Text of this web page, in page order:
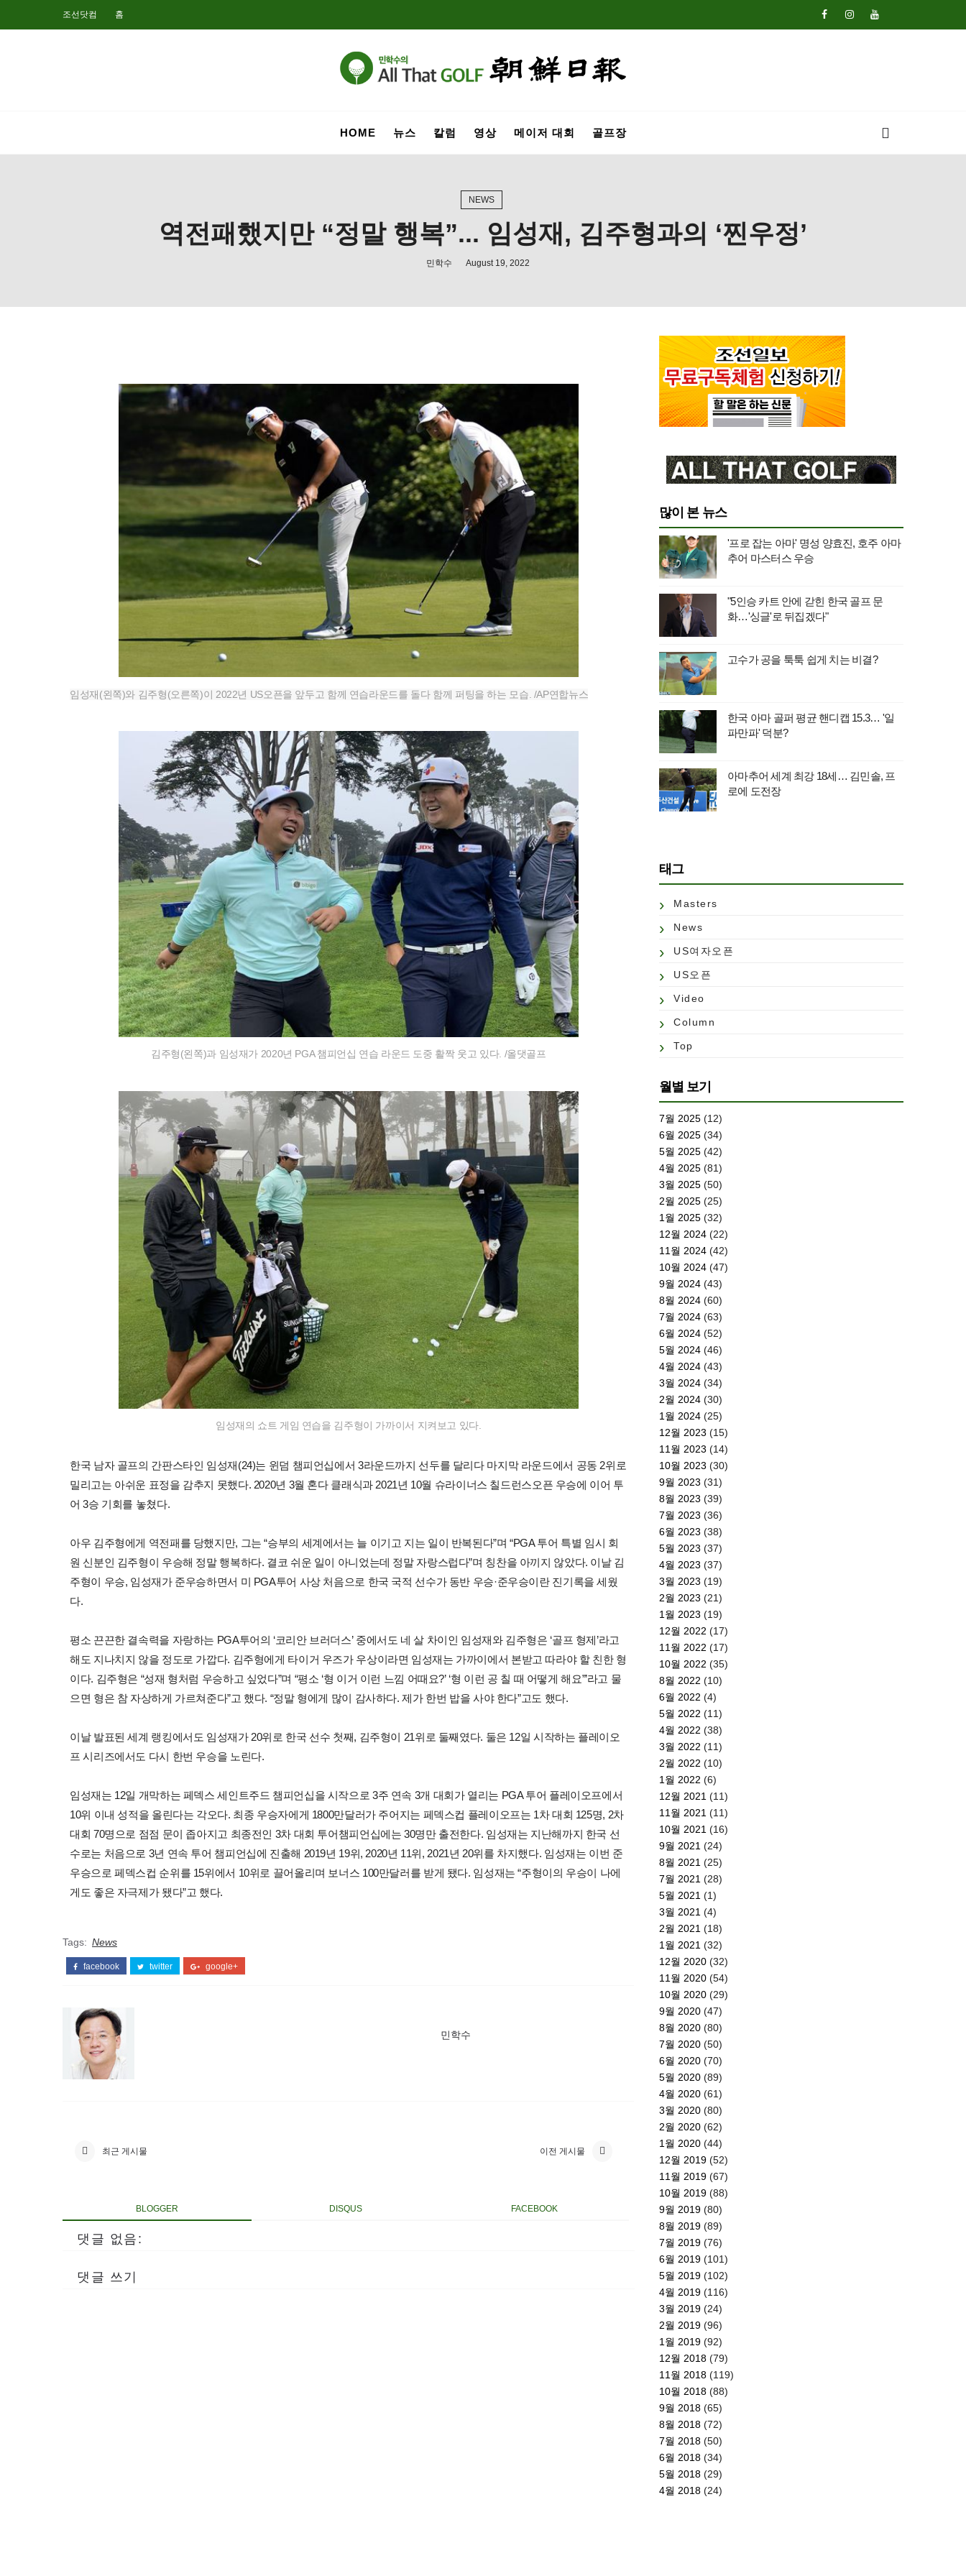
조선닷컴 홈
HOME 뉴스 칼럼 영상 메이저 대회 골프장
NEWS
역전패했지만 “정말 행복”... 임성재, 김주형과의 ‘찐우정’
민학수 August 19, 2022
임성재(왼쪽)와 김주형(오른쪽)이 2022년 US오픈을 앞두고 함께 연습라운드를 돌다 함께 퍼팅을 하는 모습. /AP연합뉴스
김주형(왼쪽)과 임성재가 2020년 PGA 챔피언십 연습 라운드 도중 활짝 웃고 있다. /올댓골프
임성재의 쇼트 게임 연습을 김주형이 가까이서 지켜보고 있다.
한국 남자 골프의 간판스타인 임성재(24)는 윈덤 챔피언십에서 3라운드까지 선두를 달리다 마지막 라운드에서 공동 2위로
밀리고는 아쉬운 표정을 감추지 못했다. 2020년 3월 혼다 클래식과 2021년 10월 슈라이너스 칠드런스오픈 우승에 이어 투
어 3승 기회를 놓쳤다.
아우 김주형에게 역전패를 당했지만, 그는 “승부의 세계에서는 늘 이기고 지는 일이 반복된다”며 “PGA 투어 특별 임시 회
원 신분인 김주형이 우승해 정말 행복하다. 결코 쉬운 일이 아니었는데 정말 자랑스럽다”며 칭찬을 아끼지 않았다. 이날 김
주형이 우승, 임성재가 준우승하면서 미 PGA투어 사상 처음으로 한국 국적 선수가 동반 우승·준우승이란 진기록을 세웠
다.
평소 끈끈한 결속력을 자랑하는 PGA투어의 ‘코리안 브러더스’ 중에서도 네 살 차이인 임성재와 김주형은 ‘골프 형제’라고
해도 지나치지 않을 정도로 가깝다. 김주형에게 타이거 우즈가 우상이라면 임성재는 가까이에서 본받고 따라야 할 친한 형
이다. 김주형은 “성재 형처럼 우승하고 싶었다”며 “평소 ‘형 이거 이런 느낌 어때요?’ ‘형 이런 공 칠 때 어떻게 해요”’라고 물
으면 형은 참 자상하게 가르쳐준다”고 했다. “정말 형에게 많이 감사하다. 제가 한번 밥을 사야 한다”고도 했다.
이날 발표된 세계 랭킹에서도 임성재가 20위로 한국 선수 첫째, 김주형이 21위로 둘째였다. 둘은 12일 시작하는 플레이오
프 시리즈에서도 다시 한번 우승을 노린다.
임성재는 12일 개막하는 페덱스 세인트주드 챔피언십을 시작으로 3주 연속 3개 대회가 열리는 PGA 투어 플레이오프에서
10위 이내 성적을 올린다는 각오다. 최종 우승자에게 1800만달러가 주어지는 페덱스컵 플레이오프는 1차 대회 125명, 2차
대회 70명으로 점점 문이 좁아지고 최종전인 3차 대회 투어챔피언십에는 30명만 출전한다. 임성재는 지난해까지 한국 선
수로는 처음으로 3년 연속 투어 챔피언십에 진출해 2019년 19위, 2020년 11위, 2021년 20위를 차지했다. 임성재는 이번 준
우승으로 페덱스컵 순위를 15위에서 10위로 끌어올리며 보너스 100만달러를 받게 됐다. 임성재는 “주형이의 우승이 나에
게도 좋은 자극제가 됐다”고 했다.
Tags: News
facebook twitter google+
민학수
최근 게시물 이전 게시물
BLOGGER DISQUS FACEBOOK
댓글 없음:
댓글 쓰기
많이 본 뉴스
'프로 잡는 아마' 명성 양효진, 호주 아마
추어 마스터스 우승
"5인승 카트 안에 갇힌 한국 골프 문
화…'싱글'로 뒤집겠다"
고수가 공을 툭툭 쉽게 치는 비결?
한국 아마 골퍼 평균 핸디캡 15.3… '일
파만파' 덕분?
아마추어 세계 최강 18세… 김민솔, 프
로에 도전장
태그
Masters
News
US여자오픈
US오픈
Video
Column
Top
월별 보기
7월 2025 (12)
6월 2025 (34)
5월 2025 (42)
4월 2025 (81)
3월 2025 (50)
2월 2025 (25)
1월 2025 (32)
12월 2024 (22)
11월 2024 (42)
10월 2024 (47)
9월 2024 (43)
8월 2024 (60)
7월 2024 (63)
6월 2024 (52)
5월 2024 (46)
4월 2024 (43)
3월 2024 (34)
2월 2024 (30)
1월 2024 (25)
12월 2023 (15)
11월 2023 (14)
10월 2023 (30)
9월 2023 (31)
8월 2023 (39)
7월 2023 (36)
6월 2023 (38)
5월 2023 (37)
4월 2023 (37)
3월 2023 (19)
2월 2023 (21)
1월 2023 (19)
12월 2022 (17)
11월 2022 (17)
10월 2022 (35)
8월 2022 (10)
6월 2022 (4)
5월 2022 (11)
4월 2022 (38)
3월 2022 (11)
2월 2022 (10)
1월 2022 (6)
12월 2021 (11)
11월 2021 (11)
10월 2021 (16)
9월 2021 (24)
8월 2021 (25)
7월 2021 (28)
5월 2021 (1)
3월 2021 (4)
2월 2021 (18)
1월 2021 (32)
12월 2020 (32)
11월 2020 (54)
10월 2020 (29)
9월 2020 (47)
8월 2020 (80)
7월 2020 (50)
6월 2020 (70)
5월 2020 (89)
4월 2020 (61)
3월 2020 (80)
2월 2020 (62)
1월 2020 (44)
12월 2019 (52)
11월 2019 (67)
10월 2019 (88)
9월 2019 (80)
8월 2019 (89)
7월 2019 (76)
6월 2019 (101)
5월 2019 (102)
4월 2019 (116)
3월 2019 (24)
2월 2019 (96)
1월 2019 (92)
12월 2018 (79)
11월 2018 (119)
10월 2018 (88)
9월 2018 (65)
8월 2018 (72)
7월 2018 (50)
6월 2018 (34)
5월 2018 (29)
4월 2018 (24)